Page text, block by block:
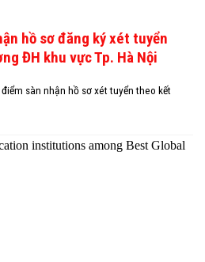
hồ sơ đăng ký xét tuyển
ĐH khu vực Tp. Hà Nội
sàn nhận hồ sơ xét tuyển theo kết